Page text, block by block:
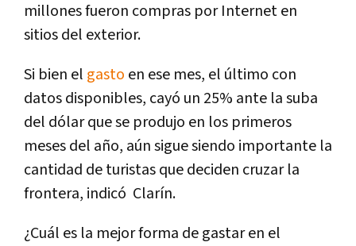
millones fueron compras por Internet en
sitios del exterior.
Si bien el gasto en ese mes, el último con
datos disponibles, cayó un 25% ante la suba
del dólar que se produjo en los primeros
meses del año, aún sigue siendo importante la
cantidad de turistas que deciden cruzar la
frontera, indicó Clarí­n.
¿Cuál es la mejor forma de gastar en el